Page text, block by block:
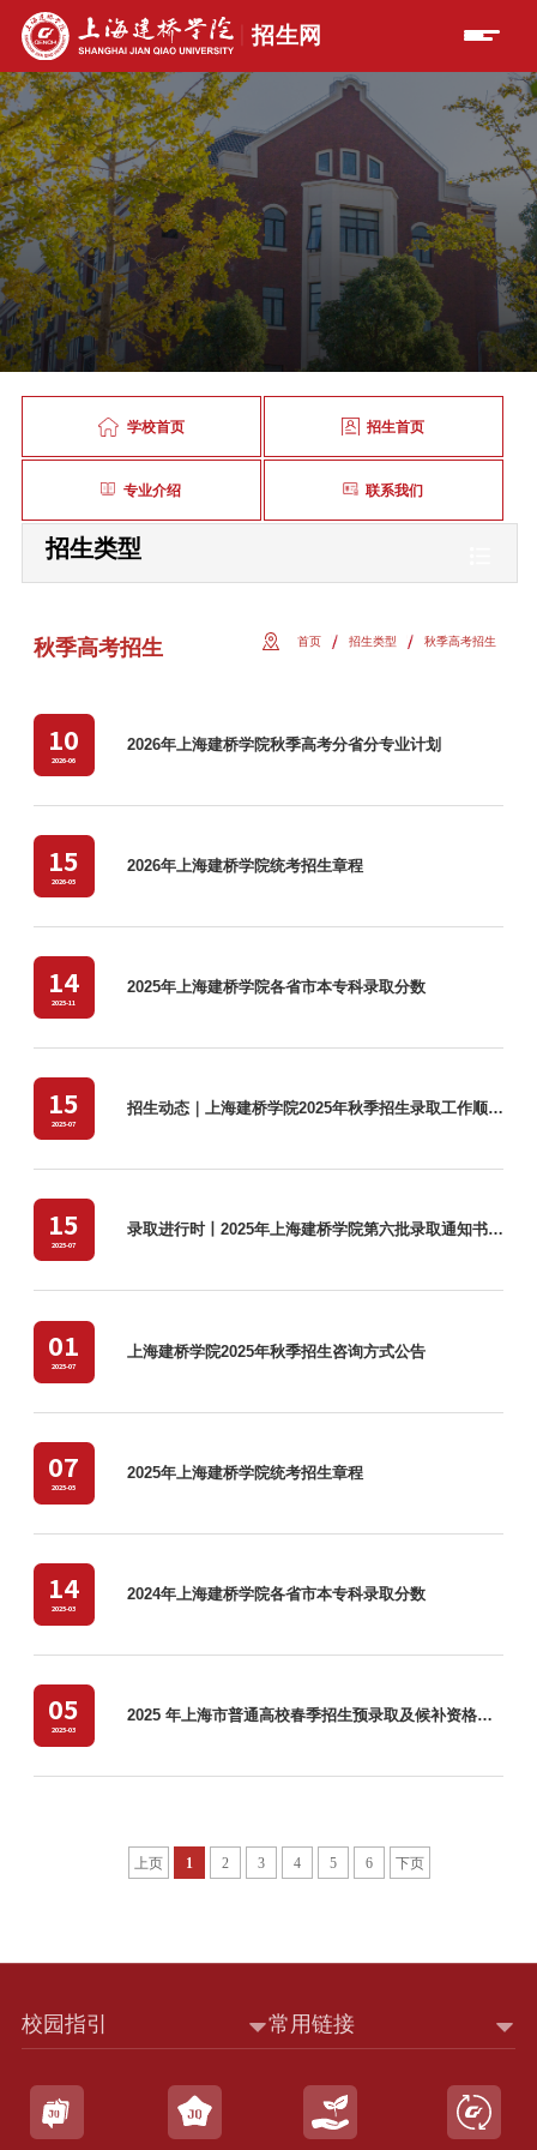
学校首页 招生首页
专业介绍 联系我们
招生类型
首页 招生类型 秋季高考招生
秋季高考招生
2026年上海建桥学院秋季高考分省分专业计划
10
2026-06
2026年上海建桥学院统考招生章程
15
2026-05
2025年上海建桥学院各省市本专科录取分数
14
2025-11
招生动态｜上海建桥学院2025年秋季招生录取工作顺利结束
15
2025-07
录取进行时丨2025年上海建桥学院第六批录取通知书已寄出
15
2025-07
上海建桥学院2025年秋季招生咨询方式公告
01
2025-07
2025年上海建桥学院统考招生章程
07
2025-05
2024年上海建桥学院各省市本专科录取分数
14
2025-03
2025 年上海市普通高校春季招生预录取及候补资格网上确认流程一览表
05
2025-03
上页 1 2 3 4 5 6 下页
校园指引 常用链接